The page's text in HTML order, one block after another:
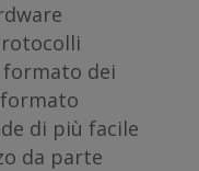
formato dei
di più facile
da parte